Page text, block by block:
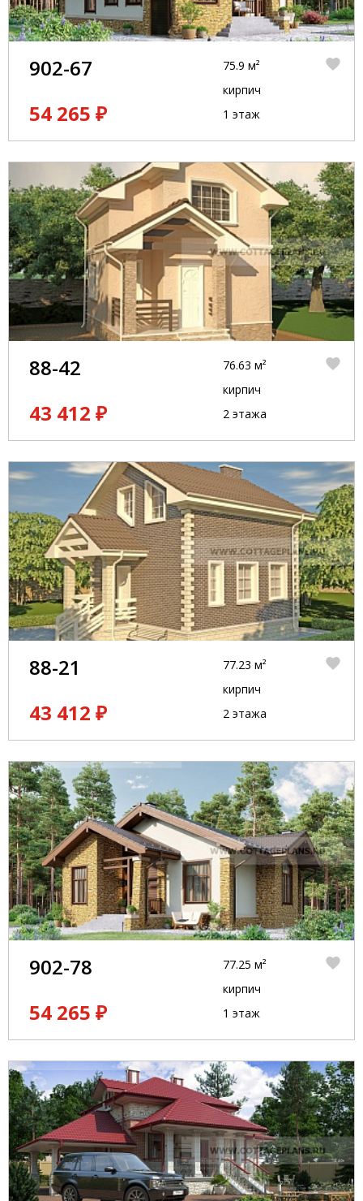
902-67
54 265 ₽
75.9 м²
кирпич
1 этаж
88-42
43 412 ₽
76.63 м²
кирпич
2 этажа
88-21
43 412 ₽
77.23 м²
кирпич
2 этажа
902-78
54 265 ₽
77.25 м²
кирпич
1 этаж